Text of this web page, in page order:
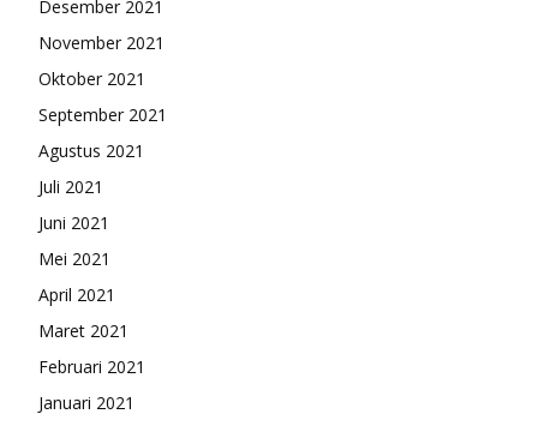
Desember 2021
November 2021
Oktober 2021
September 2021
Agustus 2021
Juli 2021
Juni 2021
Mei 2021
April 2021
Maret 2021
Februari 2021
Januari 2021